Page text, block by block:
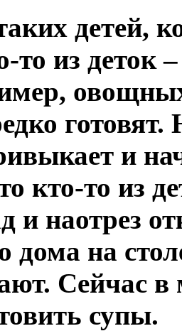
детей,
то из деток
готовят.
и
кто-то из
и наотрез
дома на
Сейчас в
супы.